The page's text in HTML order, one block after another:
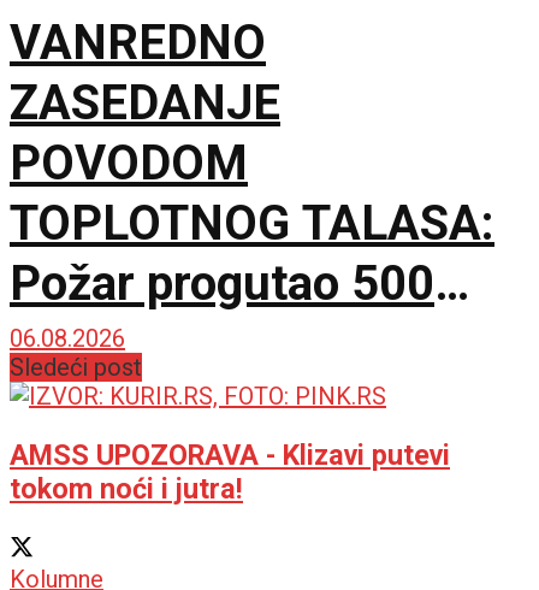
VANREDNO
ZASEDANJE
POVODOM
TOPLOTNOG TALASA:
Požar progutao 500
hektara Peščare, sutra
nove mere Vlade
06.08.2026
Sledeći post
AMSS UPOZORAVA - Klizavi putevi
tokom noći i jutra!
Kolumne